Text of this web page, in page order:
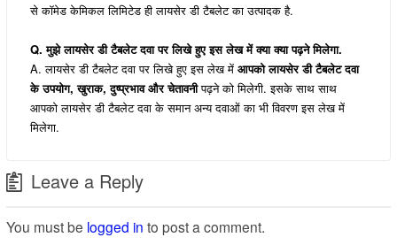
से कॉमेड केमिकल लिमिटेड ही लायसेर डी टैबलेट का उत्पादक है.
Q. मुझे लायसेर डी टैबलेट दवा पर लिखे हुए इस लेख में क्या क्या पढ़ने मिलेगा.
A. लायसेर डी टैबलेट दवा पर लिखे हुए इस लेख में आपको लायसेर डी टैबलेट दवा
के उपयोग, खुराक, दुष्प्रभाव और चेतावनीपढ़ने को मिलेगी. इसके साथ साथ
आपको लायसेर डी टैबलेट दवा के समान अन्य दवाओं का भी विवरण इस लेख में
मिलेगा.
Leave a Reply
You must be logged in to post a comment.